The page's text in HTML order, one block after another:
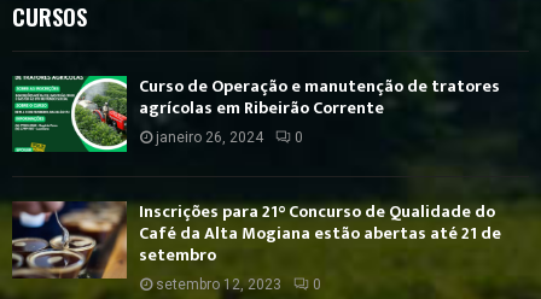
CURSOS
Curso de Operação e manutenção de tratores
agrícolas em Ribeirão Corrente
janeiro 26, 2024 0
Inscrições para 21° Concurso de Qualidade do
Café da Alta Mogiana estão abertas até 21 de
setembro
setembro 12, 2023 0